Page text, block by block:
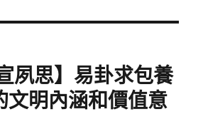
夙思】易卦求包養
文明內涵和價值意